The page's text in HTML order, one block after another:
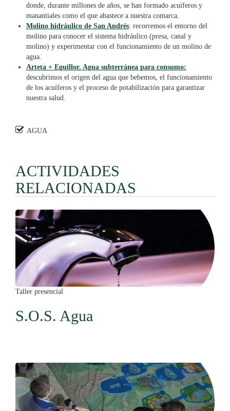
donde, durante millones de años, se han formado acuíferos y
manantiales como el que abastece a nuestra comarca.
Molino hidráulico de San Andrés: recorremos el entorno del
molino para conocer el sistema hidráulico (presa, canal y
molino) y experimentar con el funcionamiento de un molino de
agua.
Arteta + Eguillor. Agua subterránea para consumo:
descubrimos el origen del agua que bebemos, el funcionamiento
de los acuíferos y el proceso de potabilización para garantizar
nuestra salud.
AGUA
ACTIVIDADES
RELACIONADAS
S.O.S. Agua
Taller presencial